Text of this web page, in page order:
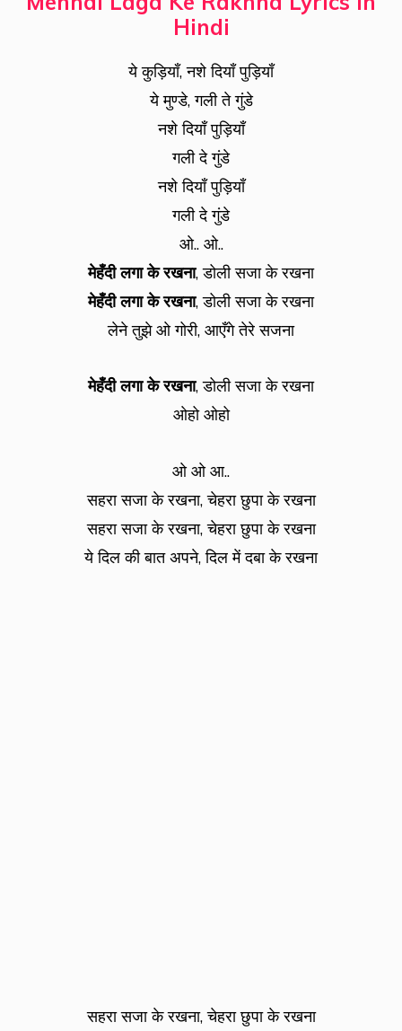
Hindi
ये कुड़ियाँ, नशे दियाँ पुड़ियाँ
ये मुण्डे, गली ते गुंडे
नशे दियाँ पुड़ियाँ
गली दे गुंडे
नशे दियाँ पुड़ियाँ
गली दे गुंडे
ओ.. ओ..
मेहँदी लगा के रखना, डोली सजा के रखना
मेहँदी लगा के रखना, डोली सजा के रखना
लेने तुझे ओ गोरी, आएँगे तेरे सजना
मेहँदी लगा के रखना, डोली सजा के रखना
ओहो ओहो
ओ ओ आ..
सहरा सजा के रखना, चेहरा छुपा के रखना
सहरा सजा के रखना, चेहरा छुपा के रखना
ये दिल की बात अपने, दिल में दबा के रखना
सहरा सजा के रखना, चेहरा छुपा के रखना